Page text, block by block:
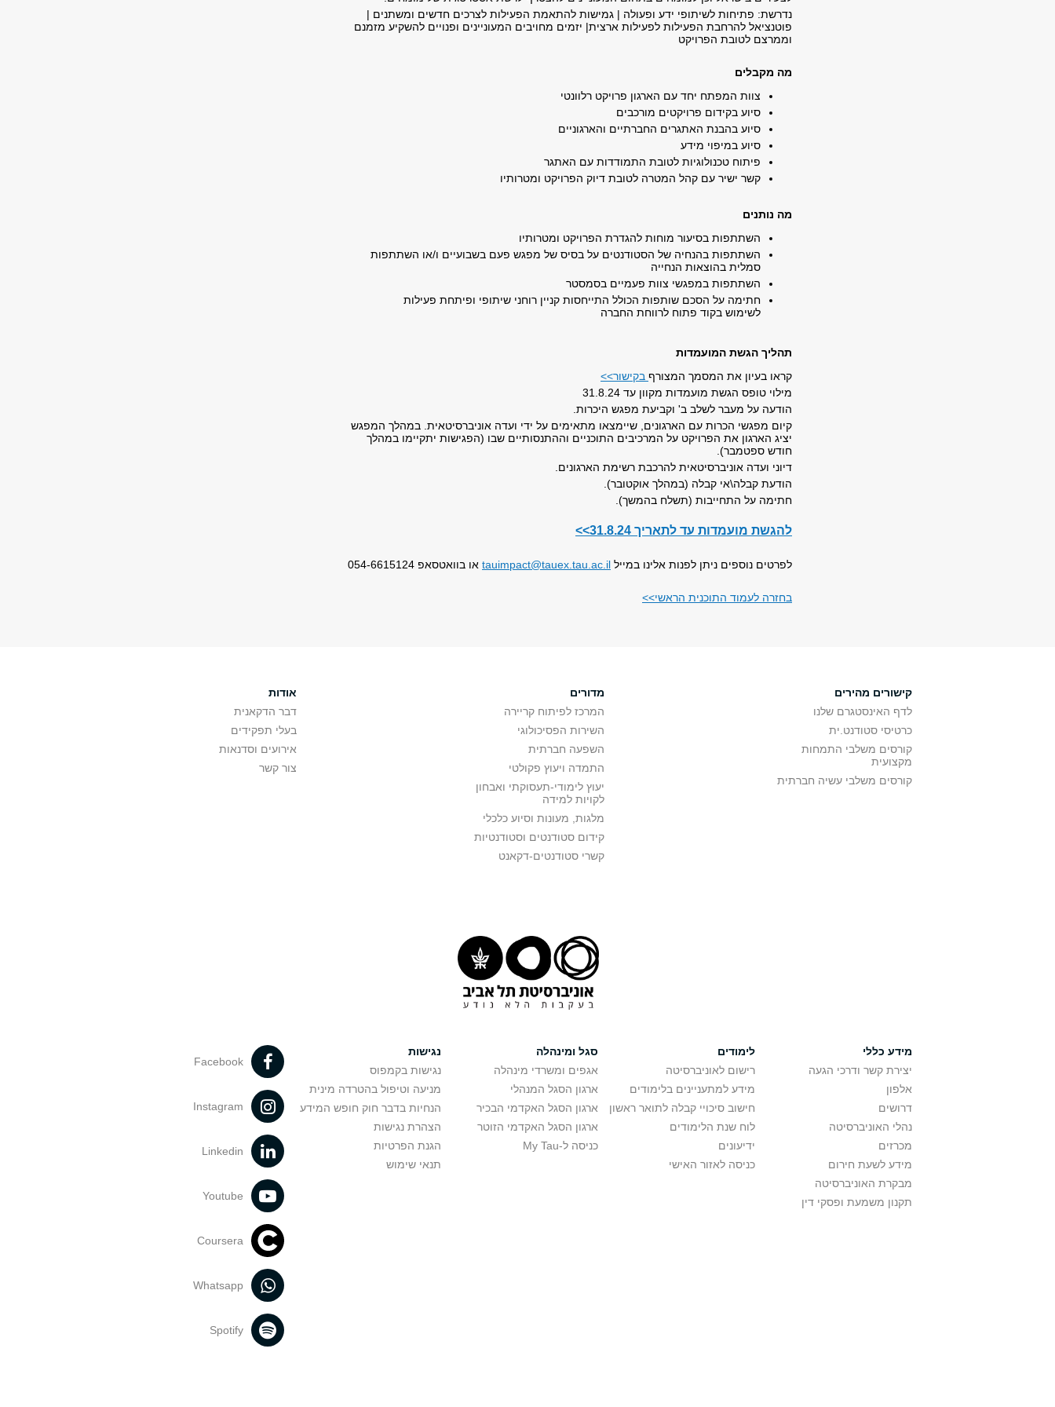
נדרשת: פתיחות לשיתופי ידע ופעולה | גמישות להתאמת הפעילות לצרכים חדשים ומשתנים |
פוטנציאל להרחבת הפעילות לפעילות ארצית| יזמים מחויבים המעוניינים ופנויים להשקיע מזמנם
וממרצם לטובת הפרויקט
מה מקבלים
צוות המפתח יחד עם הארגון פרויקט רלוונטי
סיוע בקידום פרויקטים מורכבים
סיוע בהבנת האתגרים החברתיים והארגוניים
סיוע במיפוי מידע
פיתוח טכנולוגיות לטובת התמודדות עם האתגר
קשר ישיר עם קהל המטרה לטובת דיוק הפרויקט ומטרותיו
מה נותנים
השתתפות בסיעור מוחות להגדרת הפרויקט ומטרותיו
השתתפות בהנחיה של הסטודנטים על בסיס של מפגש פעם בשבועיים ו/או השתתפות
סמלית בהוצאות הנחייה
השתתפות במפגשי צוות פעמיים בסמסטר
חתימה על הסכם שותפות הכולל התייחסות קניין רוחני שיתופי ופיתחת פעילות
לשימוש בקוד פתוח לרווחת החברה
תהליך הגשת המועמדות
קראו בעיון את המסמך המצורף בקישור>>
מילוי טופס הגשת מועמדות מקוון עד 31.8.24
הודעה על מעבר לשלב ב' וקביעת מפגש היכרות.
קיום מפגשי הכרות עם הארגונים, שיימצאו מתאימים על ידי ועדה אוניברסיטאית. במהלך המפגש
יציג הארגון את הפרויקט על המרכיבים התוכניים וההתנסותיים שבו (הפגישות יתקיימו במהלך
חודש ספטמבר).
דיוני ועדה אוניברסיטאית להרכבת רשימת הארגונים.
הודעת קבלה\אי קבלה (במהלך אוקטובר).
חתימה על התחייבות (תשלח בהמשך).
להגשת מועמדות עד לתאריך 31.8.24>>
לפרטים נוספים ניתן לפנות אלינו במייל tauimpact@tauex.tau.ac.il או בוואטסאפ 054-6615124
בחזרה לעמוד התוכנית הראשי>>
קישורים מהירים
לדף האינסטגרם שלנו
כרטיסי סטודנט.ית
קורסים משלבי התמחות
מקצועית
קורסים משלבי עשיה חברתית
מדורים
המרכז לפיתוח קריירה
השירות הפסיכולוגי
השפעה חברתית
התמדה ויעוץ פקולטי
יעוץ לימודי-תעסוקתי ואבחון
לקויות למידה
מלגות, מעונות וסיוע כלכלי
קידום סטודנטים וסטודנטיות
קשרי סטודנטים-דקאנט
אודות
דבר הדקאנית
בעלי תפקידים
אירועים וסדנאות
צור קשר
מידע כללי
יצירת קשר ודרכי הגעה
אלפון
דרושים
נהלי האוניברסיטה
מכרזים
מידע לשעת חירום
מבקרת האוניברסיטה
תקנון משמעת ופסקי דין
לימודים
רישום לאוניברסיטה
מידע למתעניינים בלימודים
חישוב סיכויי קבלה לתואר ראשון
לוח שנת הלימודים
ידיעונים
כניסה לאזור האישי
סגל ומינהלה
אגפים ומשרדי מינהלה
ארגון הסגל המנהלי
ארגון הסגל האקדמי הבכיר
ארגון הסגל האקדמי הזוטר
כניסה ל-My Tau
נגישות
נגישות בקמפוס
מניעה וטיפול בהטרדה מינית
הנחיות בדבר חוק חופש המידע
הצהרת נגישות
הגנת הפרטיות
תנאי שימוש
Facebook
Instagram
Linkedin
Youtube
Coursera
Whatsapp
Spotify